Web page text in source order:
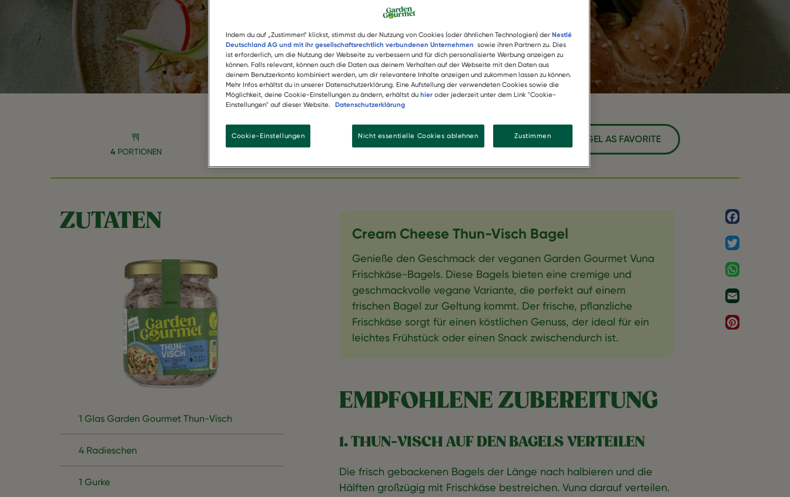
4 PORTIONEN
SAVE RECIPE CREAM CHEESE THUN-VISCH BAGEL AS FAVORITE
ZUTATEN
1 Glas Garden Gourmet Thun-Visch
4 Radieschen
1 Gurke
Cream Cheese Thun-Visch Bagel
Genieße den Geschmack der veganen Garden Gourmet Vuna
Frischkäse-Bagels. Diese Bagels bieten eine cremige und
geschmackvolle vegane Variante, die perfekt auf einem
frischen Bagel zur Geltung kommt. Der frische, pflanzliche
Frischkäse sorgt für einen köstlichen Genuss, der ideal für ein
leichtes Frühstück oder einen Snack zwischendurch ist.
EMPFOHLENE ZUBEREITUNG
1. THUN-VISCH AUF DEN BAGELS VERTEILEN
Die frisch gebackenen Bagels der Länge nach halbieren und die
Hälften großzügig mit Frischkäse bestreichen. Vuna darauf verteilen.
Indem du auf „Zustimmen“ klickst, stimmst du der Nutzung von Cookies (oder ähnlichen Technologien) der Nestlé
Deutschland AG und mit ihr gesellschaftsrechtlich verbundenen Unternehmen sowie ihren Partnern zu. Dies
ist erforderlich, um die Nutzung der Webseite zu verbessern und für dich personalisierte Werbung anzeigen zu
können. Falls relevant, können auch die Daten aus deinem Verhalten auf der Webseite mit den Daten aus
deinem Benutzerkonto kombiniert werden, um dir relevantere Inhalte anzeigen und zukommen lassen zu können.
Mehr Infos erhältst du in unserer Datenschutzerklärung. Eine Aufstellung der verwendeten Cookies sowie die
Möglichkeit, deine Cookie-Einstellungen zu ändern, erhältst du hier oder jederzeit unter dem Link "Cookie-
Einstellungen" auf dieser Website.
Datenschutzerklärung
Cookie-Einstellungen Nicht essentielle Cookies ablehnen Zustimmen